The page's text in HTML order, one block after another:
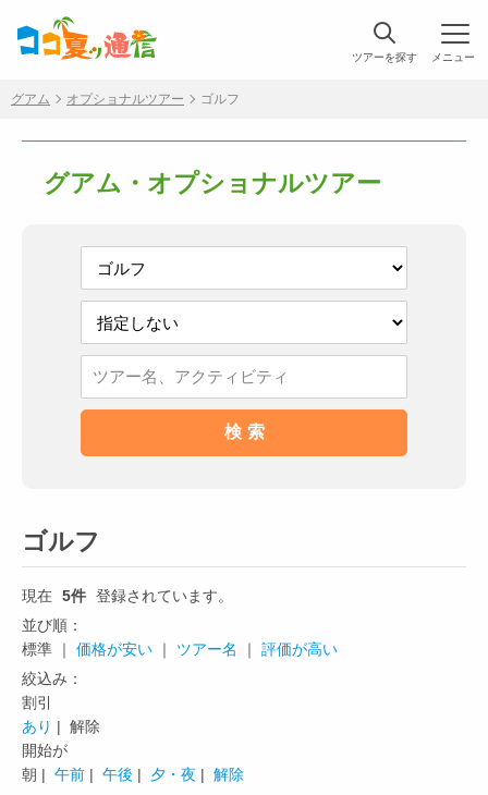
ツアーを探す
グアム オプショナルツアー ゴルフ
グアム・オプショナルツアー
ゴルフ
現在 5件 登録されています。
並び順：
標準 ｜ 価格が安い ｜ ツアー名 ｜ 評価が高い
絞込み：
割引
あり | 解除
開始が
朝 | 午前 | 午後 | 夕・夜 | 解除
メニュー